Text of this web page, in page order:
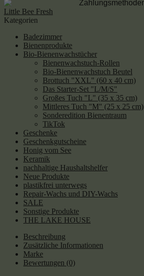
Little Bee Fresh
Kategorien
Badezimmer
Bienenprodukte
Bio-Bienenwachstücher
Bienenwachstuch-Rollen
Bio-Bienenwachstuch Beutel
Brottuch "XXL" (60 x 40 cm)
Das Starter-Set "L/M/S"
Großes Tuch "L" (35 x 35 cm)
Mittleres Tuch "M" (25 x 25 cm)
Sonderedition Bienentraum
TikTok
Geschenke
Geschenkgutscheine
Honig vom See
Keramik
nachhaltige Haushaltshelfer
Neue Produkte
plastikfrei unterwegs
Repair-Wachs und DIY-Wachs
SALE
Sonstige Produkte
THE LAKE HOUSE
Beschreibung
Zusätzliche Informationen
Marke
Bewertungen (0)